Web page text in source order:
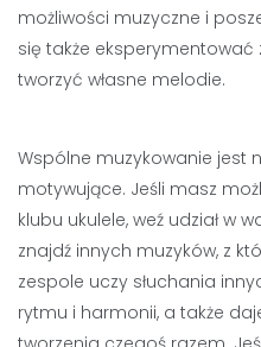
możliwości muzyczne i
się także eksperymentować
tworzyć własne melodie.
Wspólne muzykowanie jest
motywujące. Jeśli masz
klubu ukulele, weź udział w
znajdź innych muzyków, z
zespole uczy słuchania
rytmu i harmonii, a także